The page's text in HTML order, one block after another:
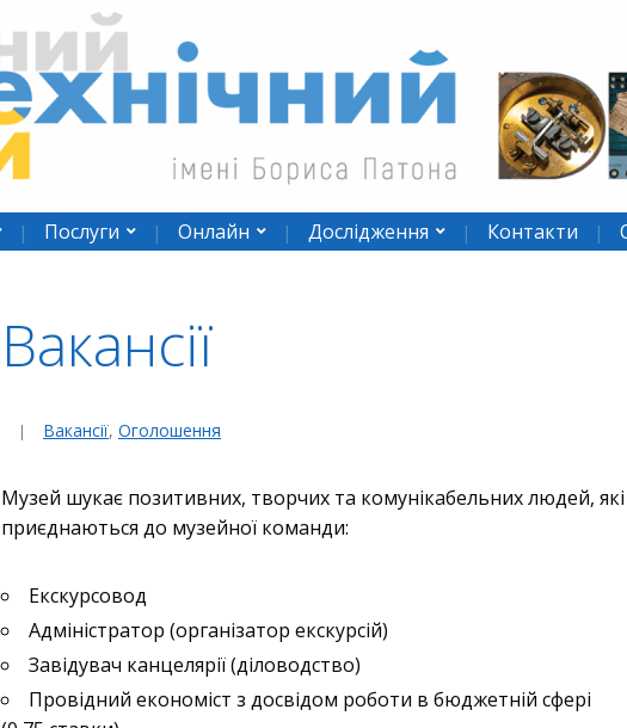
Послуги Онлайн Дослідження Контакти
Вакансії
Вакансії, Оголошення
Музей шукає позитивних, творчих та комунікабельних людей, які
приєднаються до музейної команди:
Екскурсовод
Адміністратор (організатор екскурсій)
Завідувач канцелярії (діловодство)
Провідний економіст з досвідом роботи в бюджетній сфері